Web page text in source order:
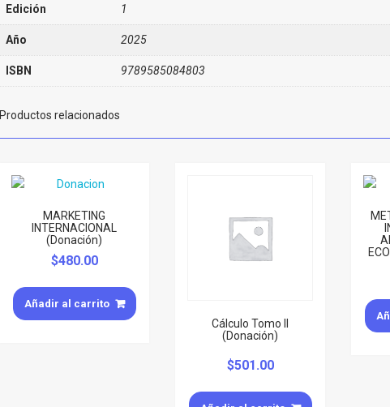
Edición 1
Año 2025
ISBN 9789585084803
Productos relacionados
MARKETING
INTERNACIONAL
(Donación)
$480.00
Añadir al carrito
Cálculo Tomo II
(Donación)
$501.00